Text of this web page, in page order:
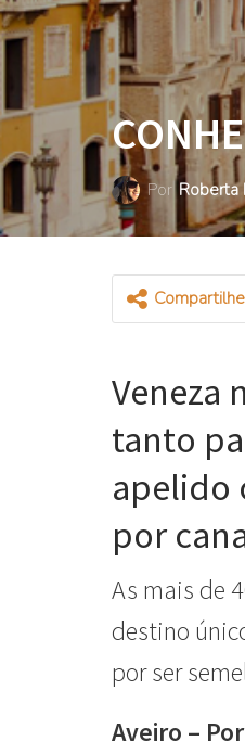
Por Roberta
Compartilhe
Veneza
tanto
apelido
por
As mais de
destino
por ser
Aveiro –